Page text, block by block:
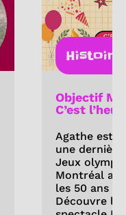
Histoire
Objectif
C’est
Agathe est
une
Jeux
Montréal a-
les 50 ans
Découvre